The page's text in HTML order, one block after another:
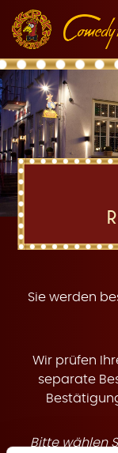
Hauptnavigation
Inhalt
Fußnavigation
K
a
r Sie werden
Wir prüfen
separate
Bitte wählen